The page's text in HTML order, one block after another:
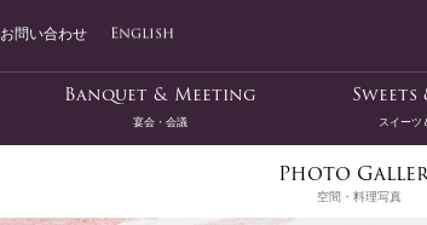
お問い合わせ English
Banquet & Meeting
宴会・会議 スイーツ
Photo
空間・料理写真